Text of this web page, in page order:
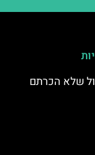
שלא הכרתם